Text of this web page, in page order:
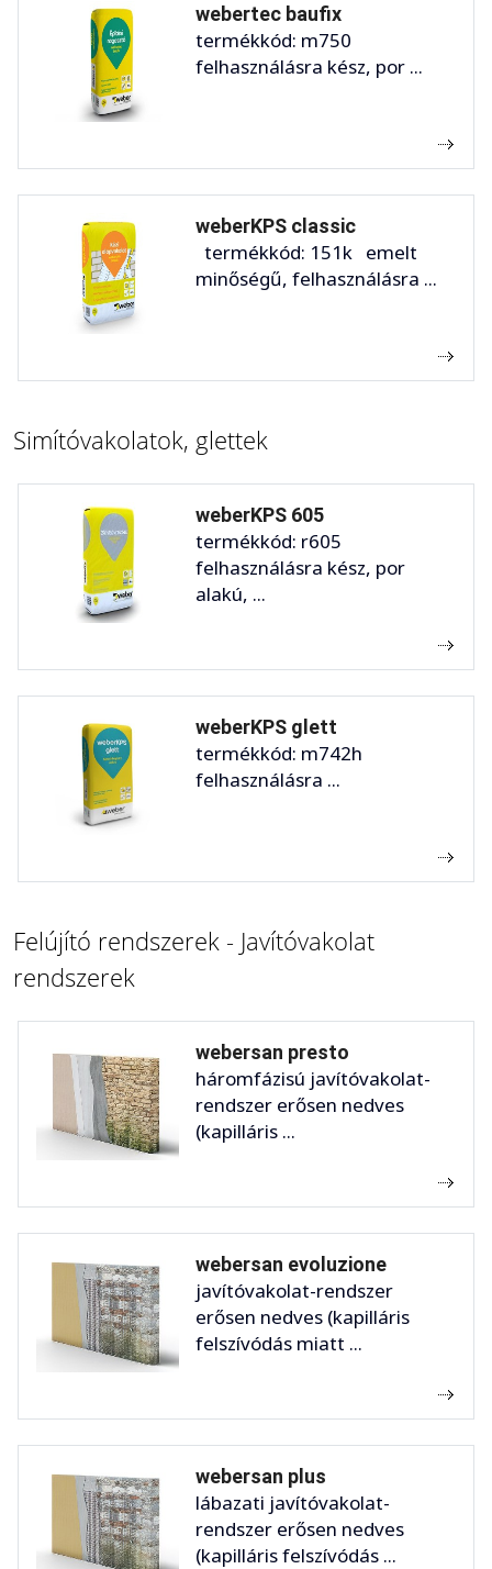
webertec baufix
termékkód: m750
felhasználásra kész, por ...
weberKPS classic
termékkód: 151k emelt
minőségű, felhasználásra ...
Simítóvakolatok, glettek
weberKPS 605
termékkód: r605
felhasználásra kész, por
alakú, ...
weberKPS glett
termékkód: m742h
felhasználásra ...
Felújító rendszerek - Javítóvakolat
rendszerek
webersan presto
háromfázisú javítóvakolat-
rendszer erősen nedves
(kapilláris ...
webersan evoluzione
javítóvakolat-rendszer
erősen nedves (kapilláris
felszívódás miatt ...
webersan plus
lábazati javítóvakolat-
rendszer erősen nedves
(kapilláris felszívódás ...